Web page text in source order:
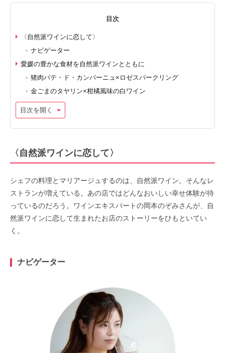
目次
〈自然派ワインに恋して〉
ナビゲーター
愛媛の豊かな食材を自然派ワインとともに
猪肉パテ・ド・カンパーニュ×ロゼスパークリング
金ごまのタヤリン×柑橘風味の白ワイン
目次を開く
〈自然派ワインに恋して〉
シェフの料理とマリアージュするのは、自然派ワイン。そんなレ
ストランが増えている。あの店ではどんなおいしい幸せ体験が待
っているのだろう。ワインエキスパートの岡本のぞみさんが、自
然派ワインに恋して生まれたお店のストーリーをひもといてい
く。
ナビゲーター